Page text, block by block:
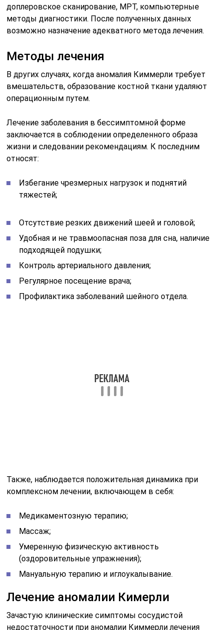
доплеровское сканирование, МРТ, компьютерные
методы диагностики. После полученных данных
возможно назначение адекватного метода лечения.
Методы лечения
В других случаях, когда аномалия Киммерли требует
вмешательств, образование костной ткани удаляют
операционным путем.
Лечение заболевания в бессимптомной форме
заключается в соблюдении определенного образа
жизни и следовании рекомендациям. К последним
относят:
Избегание чрезмерных нагрузок и поднятий
тяжестей;
Отсутствие резких движений шеей и головой;
Удобная и не травмоопасная поза для сна, наличие
подходящей подушки;
Контроль артериального давления;
Регулярное посещение врача;
Профилактика заболеваний шейного отдела.
Также, наблюдается положительная динамика при
комплексном лечении, включающем в себя:
Медикаментозную терапию;
Массаж;
Умеренную физическую активность
(оздоровительные упражнения);
Мануальную терапию и иглоукалывание.
Лечение аномалии Кимерли
Зачастую клинические симптомы сосудистой
недостаточности при аномалии Киммерли лечения